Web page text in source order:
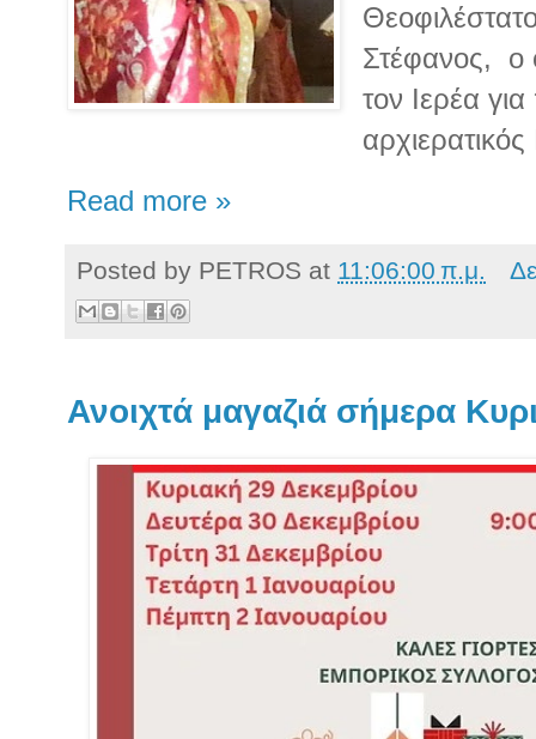
Στέφανος, ο
τον Ιερέα
Read more »
Posted by PETROS at 11:06:00 π.μ.
Ανοιχτά μαγαζιά σήμερα